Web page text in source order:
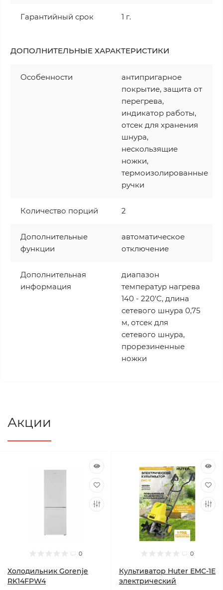
Гарантийный срок 1 г.
ДОПОЛНИТЕЛЬНЫЕ ХАРАКТЕРИСТИКИ
Особенности
антипригарное
покрытие, защита от
перегрева,
индикатор работы,
отсек для хранения
шнура,
нескользящие
ножки,
термоизолированные
ручки
Количество порций 2
Дополнительные
функции
автоматическое
отключение
Дополнительная
информация
диапазон
температур нагрева
140 - 220'С, длина
сетевого шнура 0,75
м, отсек для
сетевого шнура,
прорезиненные
ножки
Акции
0
Холодильник Gorenje
RK14FPW4
0
Культиватор Huter ЕМС-1E
электрический